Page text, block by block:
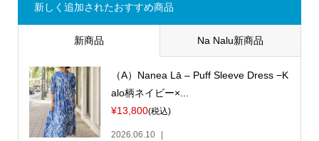
新しく追加されたおすすめ商品
新商品 Na Nalu新商品
（A）Nanea Lā – Puff Sleeve Dress −K
alo柄ネイビー×...
¥13,800(税込)
2026.06.10